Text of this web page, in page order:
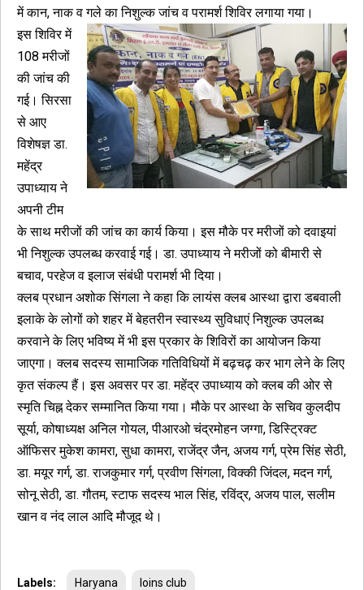
में कान, नाक व गले का निशुल्क जांच व परामर्श शिविर लगाया गया।
इस शिविर में
108 मरीजों
की जांच की
गई। सिरसा
से आए
विशेषज्ञ डा.
महेंद्र
उपाध्याय ने
अपनी टीम
के साथ मरीजों की जांच का कार्य किया। इस मौके पर मरीजों को दवाइयां
भी निशुल्क उपलब्ध करवाई गई। डा. उपाध्याय ने मरीजों को बीमारी से
बचाव, परहेज व इलाज संबंधी परामर्श भी दिया।
क्लब प्रधान अशोक सिंगला ने कहा कि लायंस क्लब आस्था द्वारा डबवाली
इलाके के लोगों को शहर में बेहतरीन स्वास्थ्य सुविधाएं निशुल्क उपलब्ध
करवाने के लिए भविष्य में भी इस प्रकार के शिविरों का आयोजन किया
जाएगा। क्लब सदस्य सामाजिक गतिविधियों में बढ़चढ़ कर भाग लेने के लिए
कृत संकल्प हैं। इस अवसर पर डा. महेंद्र उपाध्याय को क्लब की ओर से
स्मृति चिह्न देकर सम्मानित किया गया। मौके पर आस्था के सचिव कुलदीप
सूर्या, कोषाध्यक्ष अनिल गोयल, पीआरओ चंद्रमोहन जग्गा, डिस्ट्रिक्ट
ऑफिसर मुकेश कामरा, सुधा कामरा, राजेंद्र जैन, अजय गर्ग, प्रेम सिंह सेठी,
डा. मयूर गर्ग, डा. राजकुमार गर्ग, प्रवीण सिंगला, विक्की जिंदल, मदन गर्ग,
सोनू सेठी, डा. गौतम, स्टाफ सदस्य भाल सिंह, रविंद्र, अजय पाल, सलीम
खान व नंद लाल आदि मौजूद थे।
Labels: Haryana loins club